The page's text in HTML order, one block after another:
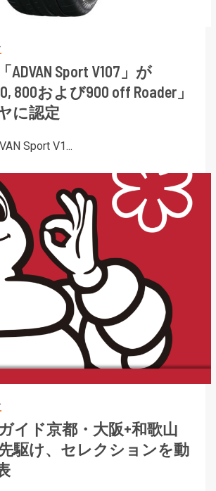
Sport V107」が
800および900 off Roader」
に認定
Sport V1...
イド京都・大阪+和歌山
駆け、セレクションを動